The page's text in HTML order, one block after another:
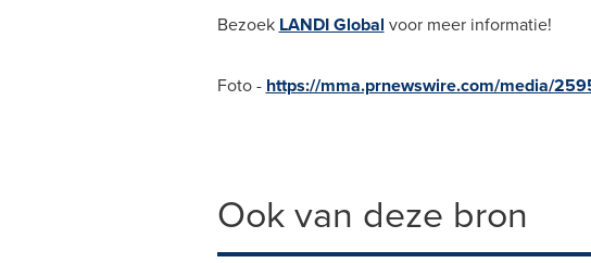
Bezoek LANDI Global voor meer informatie!
Foto - https://mma.prnewswire.com/media/
Ook van deze bron